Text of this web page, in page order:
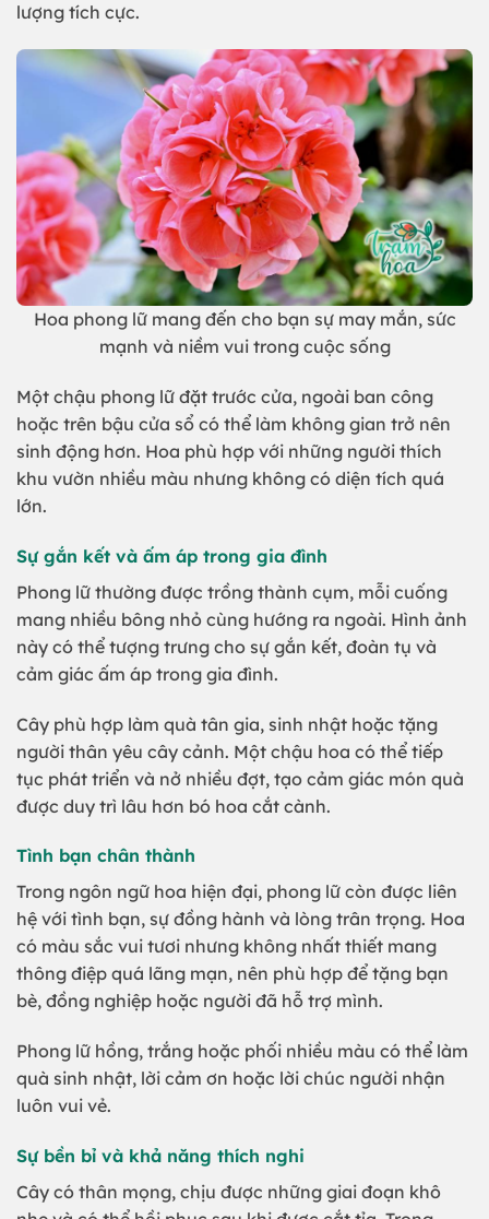
lượng tích cực.
Hoa phong lữ mang đến cho bạn sự may mắn, sức
mạnh và niềm vui trong cuộc sống
Một chậu phong lữ đặt trước cửa, ngoài ban công
hoặc trên bậu cửa sổ có thể làm không gian trở nên
sinh động hơn. Hoa phù hợp với những người thích
khu vườn nhiều màu nhưng không có diện tích quá
lớn.
Sự gắn kết và ấm áp trong gia đình
Phong lữ thường được trồng thành cụm, mỗi cuống
mang nhiều bông nhỏ cùng hướng ra ngoài. Hình ảnh
này có thể tượng trưng cho sự gắn kết, đoàn tụ và
cảm giác ấm áp trong gia đình.
Cây phù hợp làm quà tân gia, sinh nhật hoặc tặng
người thân yêu cây cảnh. Một chậu hoa có thể tiếp
tục phát triển và nở nhiều đợt, tạo cảm giác món quà
được duy trì lâu hơn bó hoa cắt cành.
Tình bạn chân thành
Trong ngôn ngữ hoa hiện đại, phong lữ còn được liên
hệ với tình bạn, sự đồng hành và lòng trân trọng. Hoa
có màu sắc vui tươi nhưng không nhất thiết mang
thông điệp quá lãng mạn, nên phù hợp để tặng bạn
bè, đồng nghiệp hoặc người đã hỗ trợ mình.
Phong lữ hồng, trắng hoặc phối nhiều màu có thể làm
quà sinh nhật, lời cảm ơn hoặc lời chúc người nhận
luôn vui vẻ.
Sự bền bỉ và khả năng thích nghi
Cây có thân mọng, chịu được những giai đoạn khô